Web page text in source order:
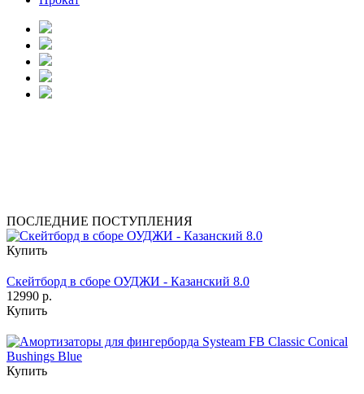
ПОСЛЕДНИЕ ПОСТУПЛЕНИЯ
Купить
Скейтборд в сборе ОУДЖИ - Казанский 8.0
12990 р.
Купить
Купить